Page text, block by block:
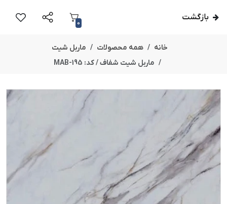
بازگشت
0
خانه همه محصولات
ماربل شیت
ماربل شیت شفاف / کد: MAB-195